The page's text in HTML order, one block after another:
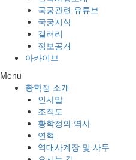
국궁관련 유튜브
국궁지식
갤러리
정보공개
아카이브
Menu
황학정 소개
인사말
조직도
황학정의 역사
연혁
역대사계장 및 사두